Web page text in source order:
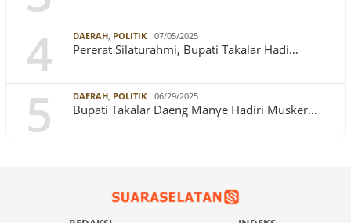
4 DAERAH, POLITIK 07/05/2025
Pererat Silaturahmi, Bupati Takalar Hadi…
5 DAERAH, POLITIK 06/29/2025
Bupati Takalar Daeng Manye Hadiri Musker…